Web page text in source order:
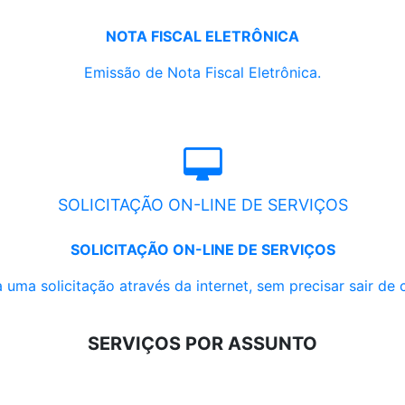
NOTA FISCAL ELETRÔNICA
Emissão de Nota Fiscal Eletrônica.
SOLICITAÇÃO ON-LINE DE SERVIÇOS
SOLICITAÇÃO ON-LINE DE SERVIÇOS
uma solicitação através da internet, sem precisar sair de
SERVIÇOS POR ASSUNTO